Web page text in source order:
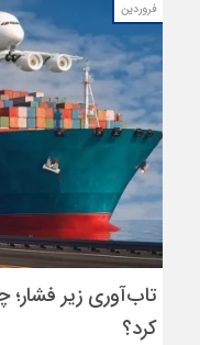
فروردین
تاب‌آوری زیر
کرد؟